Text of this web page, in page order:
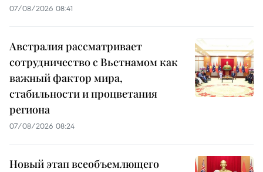
07/08/2026 08:41
Австралия рассматривает
сотрудничество с Вьетнамом как
важный фактор мира,
стабильности и процветания
региона
07/08/2026 08:24
Новый этап всеобъемлющего